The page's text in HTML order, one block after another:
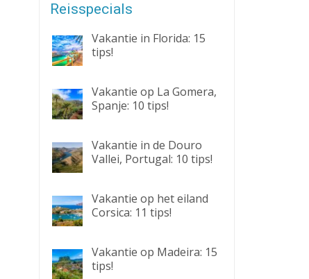
Reisspecials
Vakantie in Florida: 15
tips!
Vakantie op La Gomera,
Spanje: 10 tips!
Vakantie in de Douro
Vallei, Portugal: 10 tips!
Vakantie op het eiland
Corsica: 11 tips!
Vakantie op Madeira: 15
tips!